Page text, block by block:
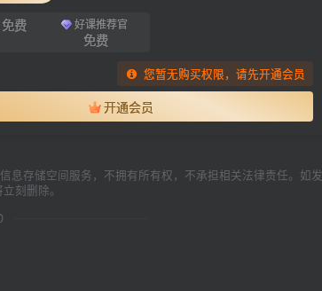
免费 好课推荐官
免费
您暂无购买权限，请先开通会员
开通会员
息存储空间服务，不拥有所有权，不承担相关法律责任。如发
刻删除。